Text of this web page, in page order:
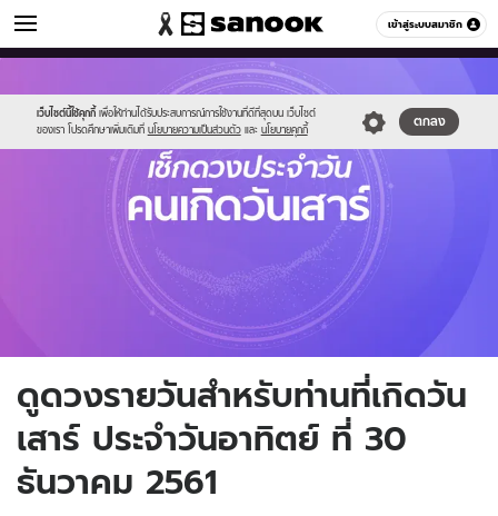
เข้าสู่ระบบสมาชิก
ดูดวง หมวดอื่นๆ
เว็บไซต์นี้ใช้คุกกี้ เพื่อให้ท่านได้รับประสบการณ์การใช้งานที่ดีที่สุดบน เว็บไซต์
ของเรา โปรดศึกษาเพิ่มเติมที่ นโยบายความเป็นส่วนตัว และ นโยบายคุกกี้
ตกลง
//s.isanook.com/sr/0/images/logo-
new-
sanook.png
//s.isanook.com/ho/0/ud/fxd/day/saturday.jpg
ดูดวงรายวันสำหรับท่านที่เกิดวัน
เสาร์ ประจำวันอาทิตย์ ที่ 30
ธันวาคม 2561